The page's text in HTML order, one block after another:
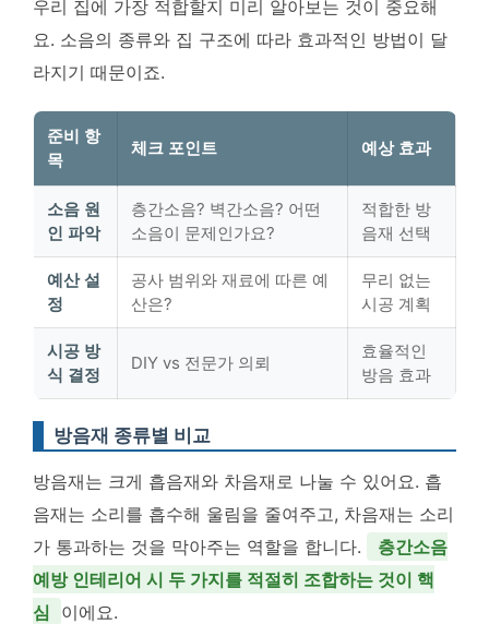
우리 집에 가장 적합할지 미리 알아보는 것이 중요해
요. 소음의 종류와 집 구조에 따라 효과적인 방법이 달
라지기 때문이죠.
준비 항
목
체크 포인트 예상 효과
소음 원
인 파악
층간소음? 벽간소음? 어떤
소음이 문제인가요?
적합한 방
음재 선택
예산 설
정
공사 범위와 재료에 따른 예
산은?
무리 없는
시공 계획
시공 방
식 결정
DIY vs 전문가 의뢰
효율적인
방음 효과
방음재 종류별 비교
방음재는 크게 흡음재와 차음재로 나눌 수 있어요. 흡
음재는 소리를 흡수해 울림을 줄여주고, 차음재는 소리
가 통과하는 것을 막아주는 역할을 합니다.
층간소음
예방 인테리어 시 두 가지를 적절히 조합하는 것이 핵
심 이에요.